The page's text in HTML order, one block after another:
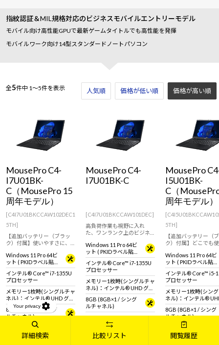
指紋認証＆MIL規格対応のビジネスモバイルエントリーモデル
モバイル向け高性能GPUで最新ゲームタイトルでも高性能を発揮
モバイルワーク向け14型スタンダードノートパソコン
全5件中 1～5件を表示 人気順 価格が低い順 価格が高い順
MousePro C4-
I7U01BK-
C（MousePro 15
周年モデル）
[C4I7U01BKCCAW102DEC1
5TH]
【追加バッテリー（ブラッ
ク）付属】使いやすさに、
Windows 11 Pro 64ビ
ット ( PKIDラベル貼付
対応 )
インテル® Core™ i7-1355U
プロセッサー
メモリー1枚時(シングルチャ
ネル)：インテル® UHD グラ
フィックス
メモリー2枚時(デュアルチャ
グラフィックス
8GB (8GB×1 / シング
ルチャネル)
256GB (NVMe)
MousePro C4-
I7U01BK-C
[C4I7U01BKCCAW101DEC]
高負荷作業も視野に入れ
た、ワンランク上のビジネ
Windows 11 Pro 64ビ
ット ( PKIDラベル貼付
対応 )
インテル® Core™ i7-1355U
プロセッサー
メモリー1枚時(シングルチャ
ネル)：インテル® UHD グラ
フィックス メモリー2枚時
(デュアルチャネル)：インテ
ル® Iris® Xe グラフィック
ス
8GB (8GB×1 / シング
ルチャネル)
256GB (NVMe)
14型 液晶パネル (ノングレ
MousePro
I5U01BK-
C（
周年モデル）
5TH]
【追加バッテリー（
ク）付属】どこでも
Windows 11 Pro 64ビ
ット ( PKIDラベル貼付
対応 )
インテル® Core™ i5-
プロセッサー
メモリー1枚時(シン
ネル)：インテル®
フィックス
メモリー2枚時(デュ
グラフィックス
8GB (8GB×1 / シング
ルチャネル)
256GB (NVMe)
詳細検索 比較リスト 閲覧履歴